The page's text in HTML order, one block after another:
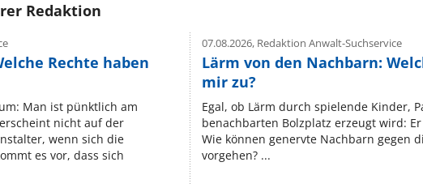
Redaktion
Rechte haben
Man ist pünktlich am
nicht auf der
wenn sich die
es vor, dass sich
07.08.2026,Redaktion Anwalt-Suchservice
Lärm von den Nachbarn:
mir zu?
Egal, ob Lärm durch spielende Kinder,
benachbarten Bolzplatz erzeugt wird:
Wie können genervte Nachbarn gegen
vorgehen? ...